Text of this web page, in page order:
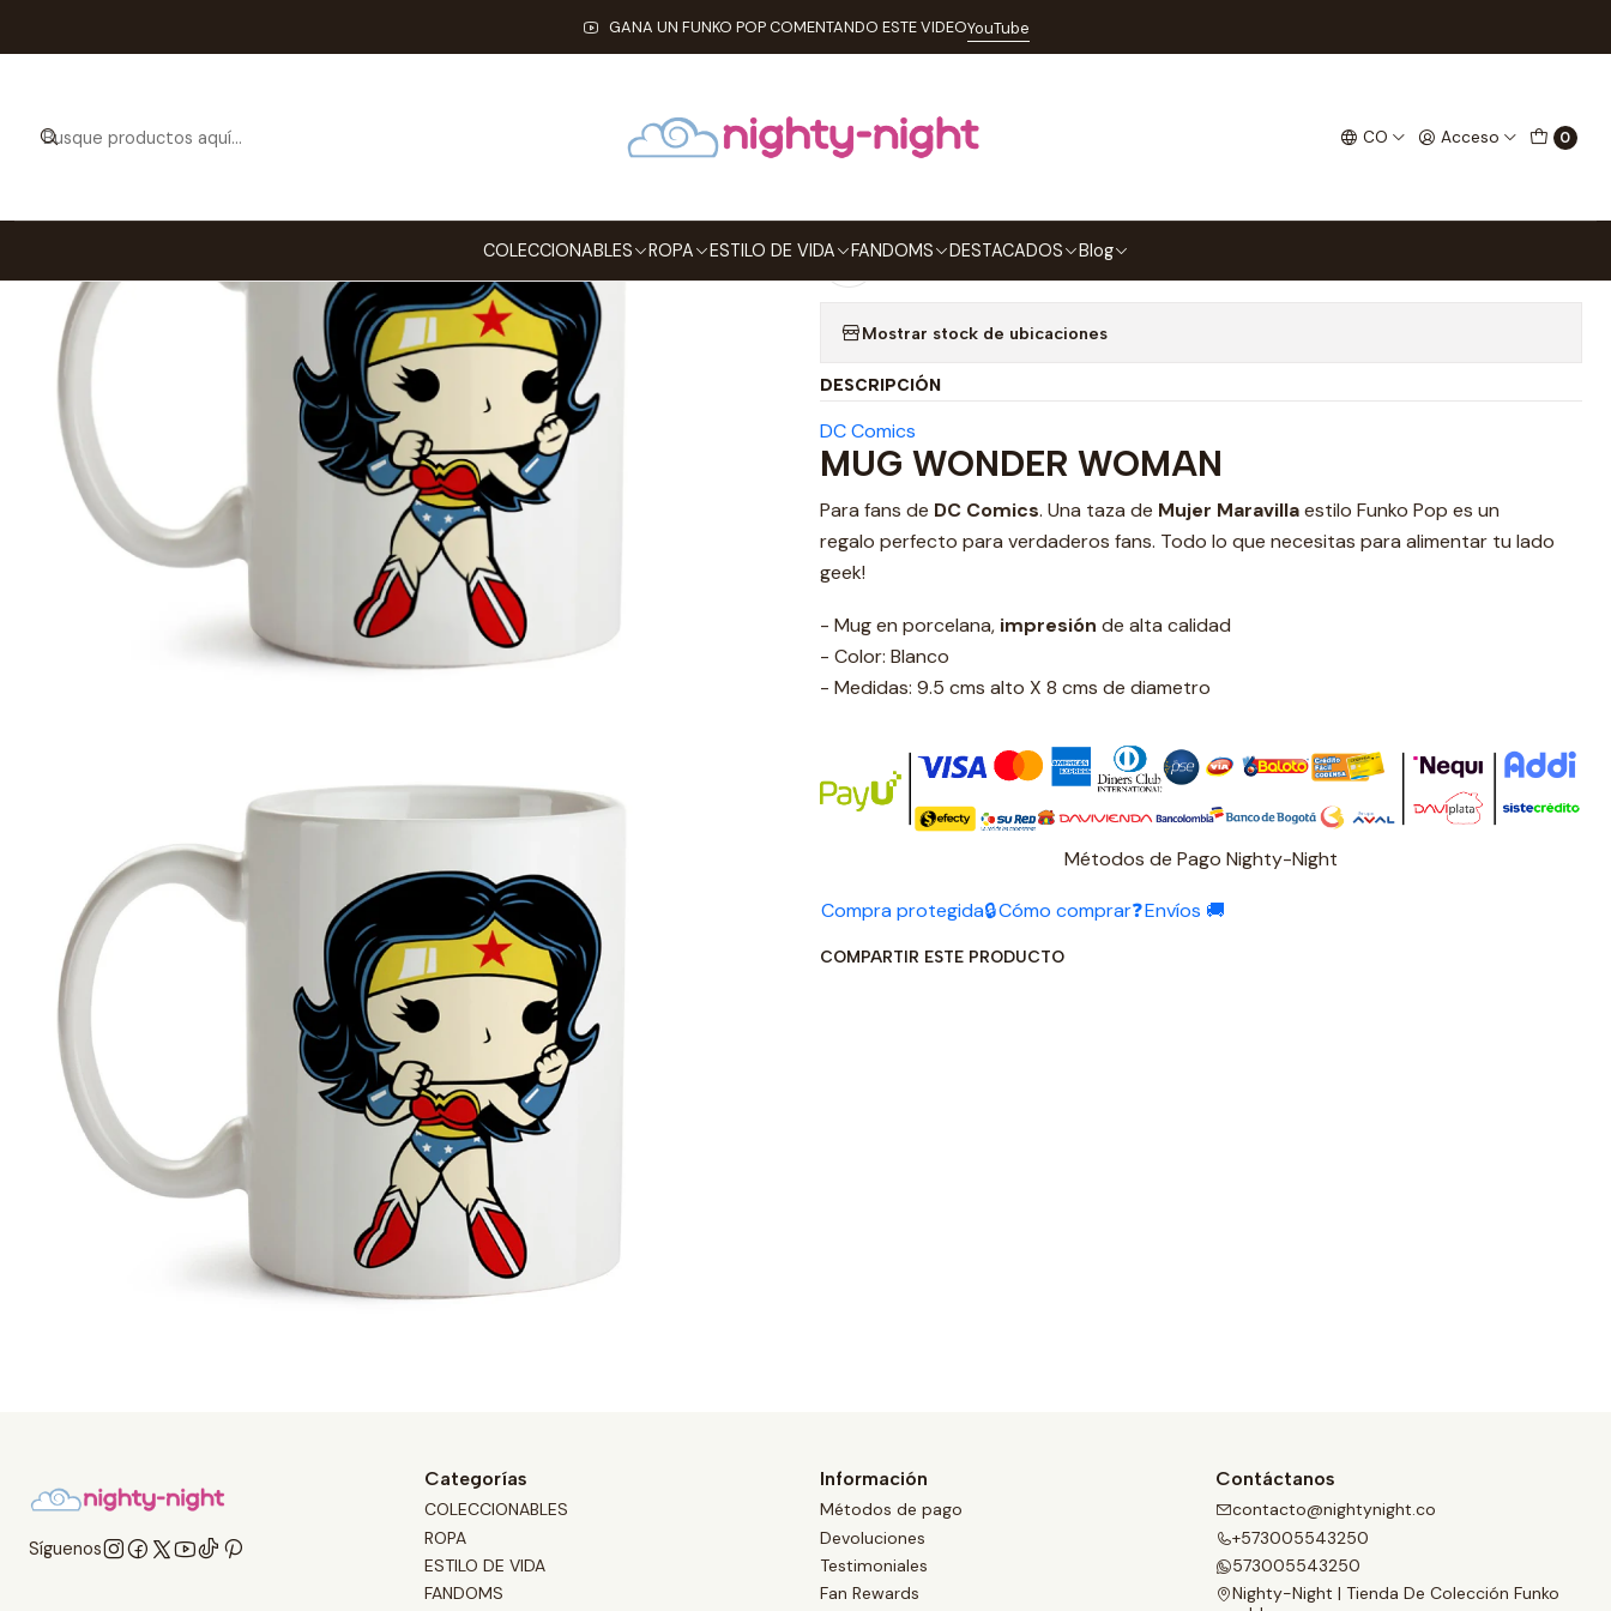
CO Acceso 0
COLECCIONABLES ROPA ESTILO DE VIDA FANDOMS DESTACADOS Blog
GANA UN FUNKO POP COMENTANDO ESTE VIDEOYouTube
Inicio ESTILO DE VIDA MUGS Mug Wonder Woman Tipo Pop
Mug Wonder Woman Tipo Pop
Agregar a la lista de favoritos
Mostrar stock de ubicaciones
DESCRIPCIÓN
DC Comics
MUG WONDER WOMAN
Para fans de DC Comics. Una taza de Mujer Maravillaestilo Funko Pop es un
regalo perfecto para verdaderos fans. Todo lo que necesitas para alimentar tu lado
geek!
- Mug en porcelana, impresión de alta calidad
- Color: Blanco
- Medidas: 9.5 cms alto X 8 cms de diametro
Métodos de Pago Nighty-Night
Compra protegida🔒Cómo comprar❓Envíos 🚚
COMPARTIR ESTE PRODUCTO
Síguenos
Categorías
COLECCIONABLES
ROPA
ESTILO DE VIDA
FANDOMS
Información
Métodos de pago
Devoluciones
Testimoniales
Fan Rewards
Contáctanos
contacto@nightynight.co
+573005543250
573005543250
Nighty-Night | Tienda De Colección Funko